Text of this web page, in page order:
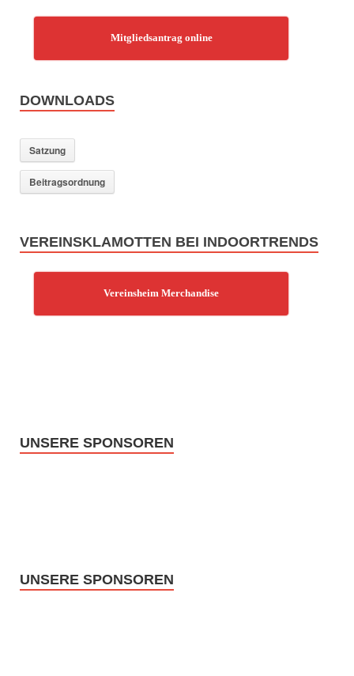
Mitgliedsantrag online
DOWNLOADS
Satzung
Beitragsordnung
VEREINSKLAMOTTEN BEI INDOORTRENDS
Vereinsheim Merchandise
UNSERE SPONSOREN
UNSERE SPONSOREN